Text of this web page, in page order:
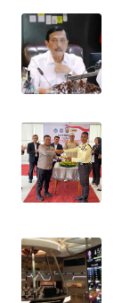
KAMI
INFO
IKLAN
TENTANG
KAMI
PEDOMAN
REDAKSI